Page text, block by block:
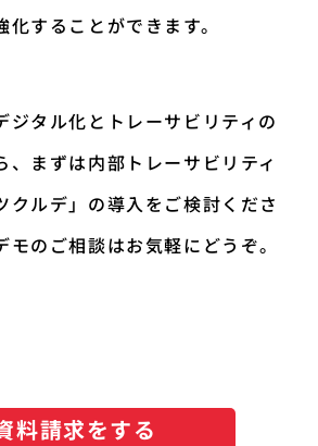
することができます。
ジタル化とトレーサビリティの
、まずは内部トレーサビリティ
クルデ」の導入をご検討くださ
モのご相談はお気軽にどうぞ。
料請求をする